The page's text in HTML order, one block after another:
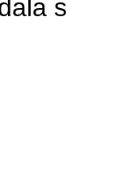
s